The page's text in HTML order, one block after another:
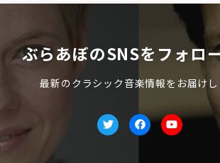
ぶらあぼのSNSをフォロ
最新のクラシック音楽情報をお届け
TwitterfacebookYoutube